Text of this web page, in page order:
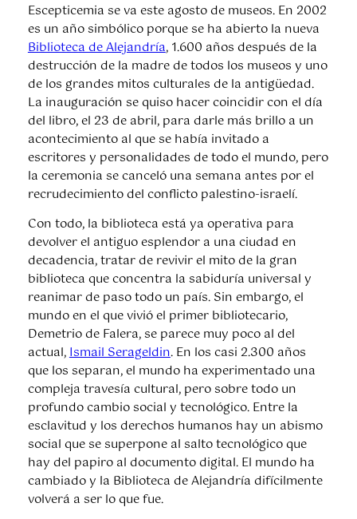
Escepticemia se va este agosto de museos. En 2002
es un año simbólico porque se ha abierto la nueva
Biblioteca de Alejandría, 1.600 años después de la
destrucción de la madre de todos los museos y uno
de los grandes mitos culturales de la antigüedad.
La inauguración se quiso hacer coincidir con el día
del libro, el 23 de abril, para darle más brillo a un
acontecimiento al que se había invitado a
escritores y personalidades de todo el mundo, pero
la ceremonia se canceló una semana antes por el
recrudecimiento del conflicto palestino-israelí.
Con todo, la biblioteca está ya operativa para
devolver el antiguo esplendor a una ciudad en
decadencia, tratar de revivir el mito de la gran
biblioteca que concentra la sabiduría universal y
reanimar de paso todo un país. Sin embargo, el
mundo en el que vivió el primer bibliotecario,
Demetrio de Falera, se parece muy poco al del
actual,Ismail Serageldin. En los casi 2.300 años
que los separan, el mundo ha experimentado una
compleja travesía cultural, pero sobre todo un
profundo cambio social y tecnológico. Entre la
esclavitud y los derechos humanos hay un abismo
social que se superpone al salto tecnológico que
hay del papiro al documento digital. El mundo ha
cambiado y la Biblioteca de Alejandría difícilmente
volverá a ser lo que fue.